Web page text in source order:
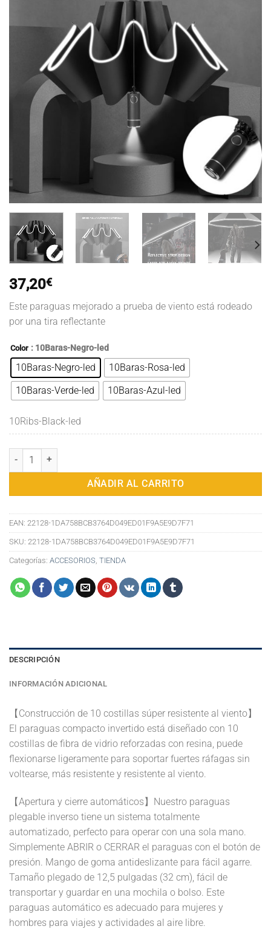
37,20€
Este paraguas mejorado a prueba de viento está rodeado
por una tira reflectante
Color : 10Baras-Negro-led
10Baras-Negro-led
10Baras-Rosa-led
10Baras-Verde-led
10Baras-Azul-led
10Ribs-Black-led
Paraguas completamente automático con linterna LED a prueba
AÑADIR AL CARRITO
EAN: 22128-1DA758BCB3764D049ED01F9A5E9D7F71
SKU: 22128-1DA758BCB3764D049ED01F9A5E9D7F71
Categorías: ACCESORIOS TIENDA
DESCRIPCIÓN
INFORMACIÓN ADICIONAL
【Construcción de 10 costillas súper resistente al viento】
El paraguas compacto invertido está diseñado con 10
costillas de fibra de vidrio reforzadas con resina, puede
flexionarse ligeramente para soportar fuertes ráfagas sin
voltearse, más resistente y resistente al viento.
【Apertura y cierre automáticos】Nuestro paraguas
plegable inverso tiene un sistema totalmente
automatizado, perfecto para operar con una sola mano.
Simplemente ABRIR o CERRAR el paraguas con el botón de
presión. Mango de goma antideslizante para fácil agarre.
Tamaño plegado de 12,5 pulgadas (32 cm), fácil de
transportar y guardar en una mochila o bolso. Este
paraguas automático es adecuado para mujeres y
hombres para viajes y actividades al aire libre.